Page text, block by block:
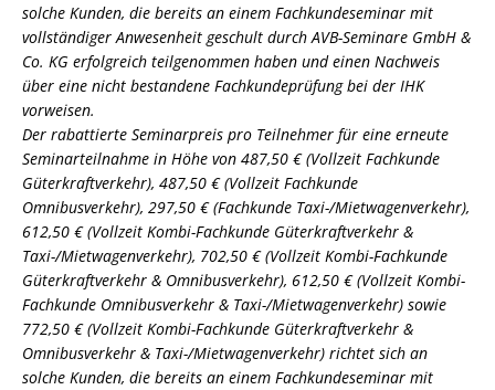
solche Kunden, die bereits an einem Fachkundeseminar mit
vollständiger Anwesenheit geschult durch AVB-Seminare GmbH &
Co. KG erfolgreich teilgenommen haben und einen Nachweis
über eine nicht bestandene Fachkundeprüfung bei der IHK
vorweisen.
Der rabattierte Seminarpreis pro Teilnehmer für eine erneute
Seminarteilnahme in Höhe von 487,50 € (Vollzeit Fachkunde
Güterkraftverkehr), 487,50 € (Vollzeit Fachkunde
Omnibusverkehr), 297,50 € (Fachkunde Taxi-/Mietwagenverkehr),
612,50 € (Vollzeit Kombi-Fachkunde Güterkraftverkehr &
Taxi-/Mietwagenverkehr), 702,50 € (Vollzeit Kombi-Fachkunde
Güterkraftverkehr & Omnibusverkehr), 612,50 € (Vollzeit Kombi-
Fachkunde Omnibusverkehr & Taxi-/Mietwagenverkehr) sowie
772,50 € (Vollzeit Kombi-Fachkunde Güterkraftverkehr &
Omnibusverkehr & Taxi-/Mietwagenverkehr) richtet sich an
solche Kunden, die bereits an einem Fachkundeseminar mit